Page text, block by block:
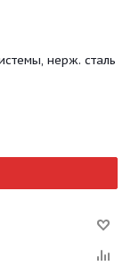
нерж. сталь